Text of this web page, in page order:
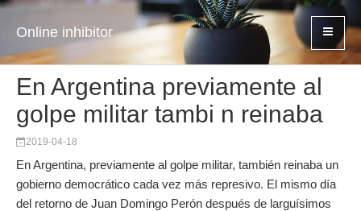
Online inhibitor
En Argentina previamente al
golpe militar tambi n reinaba
2019-04-18
En Argentina, previamente al golpe militar, también reinaba un
gobierno democrático cada vez más represivo. El mismo día
del retorno de Juan Domingo Perón después de larguísimos